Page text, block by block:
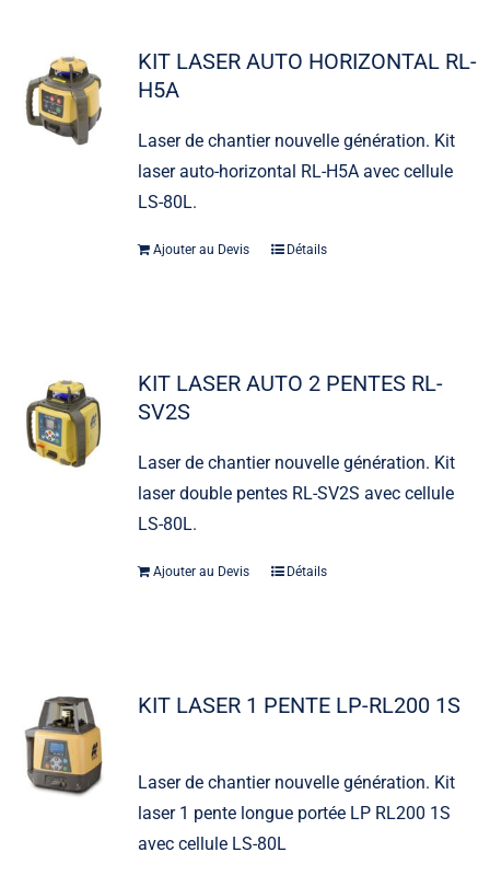
KIT LASER AUTO HORIZONTAL RL-
H5A
Laser de chantier nouvelle génération. Kit
laser auto-horizontal RL-H5A avec cellule
LS-80L.
Ajouter au Devis Détails
KIT LASER AUTO 2 PENTES RL-
SV2S
Laser de chantier nouvelle génération. Kit
laser double pentes RL-SV2S avec cellule
LS-80L.
Ajouter au Devis Détails
KIT LASER 1 PENTE LP-RL200 1S
Laser de chantier nouvelle génération. Kit
laser 1 pente longue portée LP RL200 1S
avec cellule LS-80L